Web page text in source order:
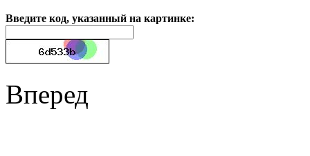
Введите код, указанный на картинке:
Вперед